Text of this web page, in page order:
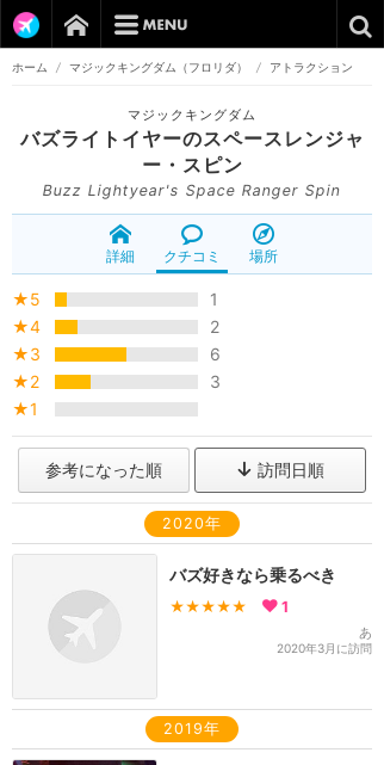
ホーム / マジックキングダム（フロリダ） / アトラクション
マジックキングダム
バズライトイヤーのスペースレンジャ
ー・スピン
Buzz Lightyear's Space Ranger Spin
詳細 クチコミ 場所
★5
1
★4
2
★3
6
★2
3
★1
参考になった順 訪問日順
2020年
バズ好きなら乗るべき
★★★★★ 1
あ
2020年3月に訪問
2019年